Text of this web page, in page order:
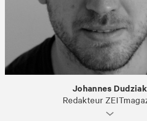
Johannes Dudziak
Redakteur